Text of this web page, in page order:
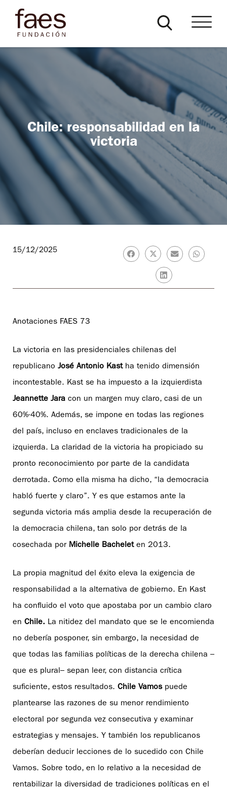
Chile: responsabilidad en la
victoria
15/12/2025
Anotaciones FAES 73
La victoria en las presidenciales chilenas del
republicano José Antonio Kastha tenido dimensión
incontestable. Kast se ha impuesto a la izquierdista
Jeannette Jara con un margen muy claro, casi de un
60%-40%. Además, se impone en todas las regiones
del país, incluso en enclaves tradicionales de la
izquierda. La claridad de la victoria ha propiciado su
pronto reconocimiento por parte de la candidata
derrotada. Como ella misma ha dicho, “la democracia
habló fuerte y claro”. Y es que estamos ante la
segunda victoria más amplia desde la recuperación de
la democracia chilena, tan solo por detrás de la
cosechada por Michelle Bacheleten 2013.
La propia magnitud del éxito eleva la exigencia de
responsabilidad a la alternativa de gobierno. En Kast
ha confluido el voto que apostaba por un cambio claro
en Chile. La nitidez del mandato que se le encomienda
no debería posponer, sin embargo, la necesidad de
que todas las familias políticas de la derecha chilena –
que es plural– sepan leer, con distancia crítica
suficiente, estos resultados. Chile Vamospuede
plantearse las razones de su menor rendimiento
electoral por segunda vez consecutiva y examinar
estrategias y mensajes. Y también los republicanos
deberían deducir lecciones de lo sucedido con Chile
Vamos. Sobre todo, en lo relativo a la necesidad de
rentabilizar la diversidad de tradiciones políticas en el